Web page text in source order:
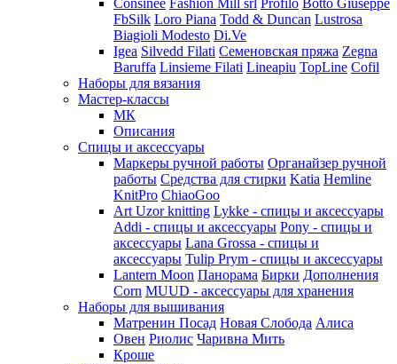
Consinee Fashion Mill srl Profilo Botto Giuseppe
FbSilk Loro Piana Todd & Duncan Lustrosa
Biagioli Modesto Di.Ve
Igea Silvedd Filati Семеновская пряжа Zegna
Baruffa Linsieme Filati Lineapiu TopLine Cofil
Наборы для вязания
Мастер-классы
МК
Описания
Спицы и аксессуары
Маркеры ручной работы Органайзер ручной
работы Средства для стирки Katia Hemline
KnitPro ChiaoGoo
Art Uzor knitting Lykke - спицы и аксессуары
Addi - спицы и аксессуары Pony - спицы и
аксессуары Lana Grossa - спицы и
аксессуары Tulip Prym - спицы и аксессуары
Lantern Moon Панорама Бирки Дополнения
Corn MUUD - аксессуары для хранения
Наборы для вышивания
Матренин Посад Новая Слобода Алиса
Овен Риолис Чаривна Мить
Кроше